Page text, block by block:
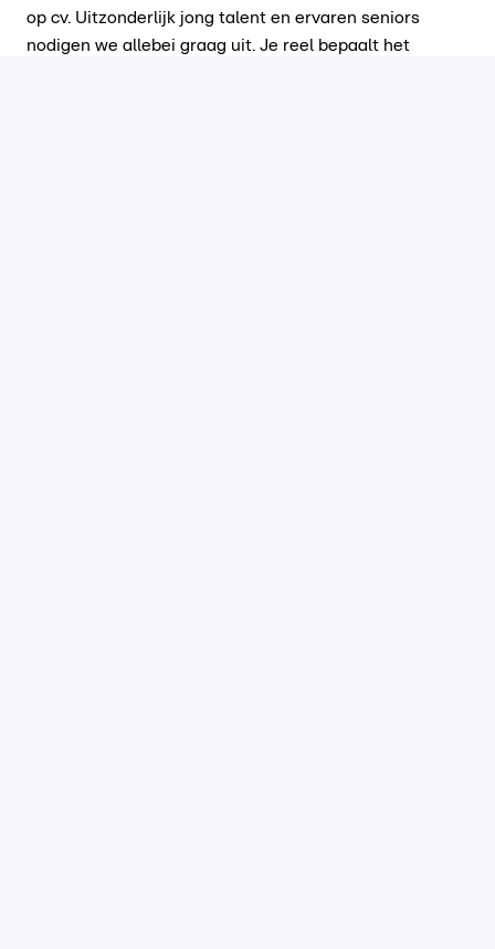
op cv. Uitzonderlijk jong talent en ervaren seniors
nodigen we allebei graag uit. Je reel bepaalt het